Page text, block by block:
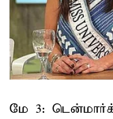
மே 3: